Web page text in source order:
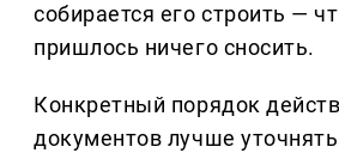
собирается его строить —
пришлось ничего сносить.
Конкретный порядок
документов лучше